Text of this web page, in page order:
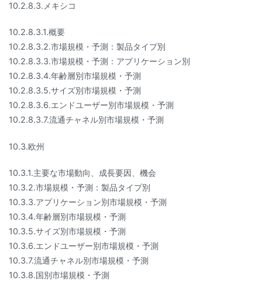
10.2.8.3.メキシコ
10.2.8.3.1.概要
10.2.8.3.2.市場規模・予測：製品タイプ別
10.2.8.3.3.市場規模・予測：アプリケーション別
10.2.8.3.4.年齢層別市場規模・予測
10.2.8.3.5.サイズ別市場規模・予測
10.2.8.3.6.エンドユーザー別市場規模・予測
10.2.8.3.7.流通チャネル別市場規模・予測
10.3.欧州
10.3.1.主要な市場動向、成長要因、機会
10.3.2.市場規模・予測：製品タイプ別
10.3.3.アプリケーション別市場規模・予測
10.3.4.年齢層別市場規模・予測
10.3.5.サイズ別市場規模・予測
10.3.6.エンドユーザー別市場規模・予測
10.3.7.流通チャネル別市場規模・予測
10.3.8.国別市場規模・予測